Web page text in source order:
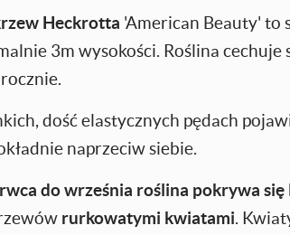
Heckrotta 'American Beauty' to
3m wysokości. Roślina
dość elastycznych pędach
naprzeciw siebie.
do września roślina pokrywa się
rurkowatymi kwiatami.